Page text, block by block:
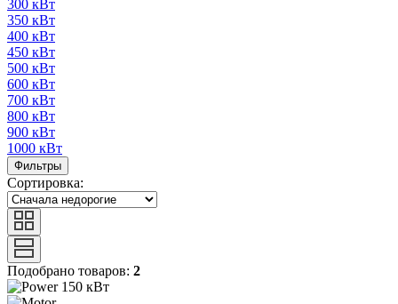
300 кВт
350 кВт
400 кВт
450 кВт
500 кВт
600 кВт
700 кВт
800 кВт
900 кВт
1000 кВт
Фильтры
Сортировка:
Подобрано товаров: 2
150 кВт